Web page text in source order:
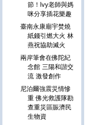
節！lvy老師與媽
咪分享插花樂趣
臺南永康廟宇焚燒
紙錢引燃大火 林
燕祝協助滅火
兩岸筆會在佛陀紀
念館 三陽和諧交
流 激發創作
尼泊爾強震災情慘
重 佛光救護隊勘
查重災區賑濟民
生物資